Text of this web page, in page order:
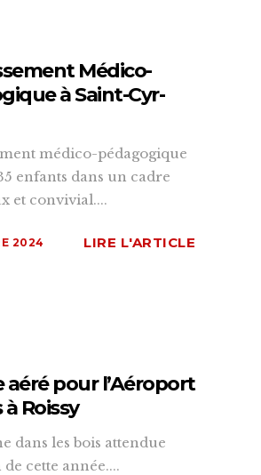
Médico-
à Saint-Cyr-
médico-pédagogique
enfants dans un cadre
et convivial....
2024 LIRE L'ARTICLE
aéré pour l’Aéroport
Roissy
dans les bois attendue
cette année....